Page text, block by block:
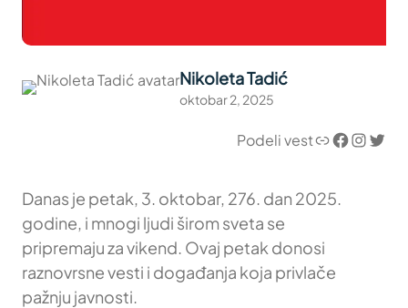
Nikoleta Tadić
oktobar 2, 2025
Podeli vestLink Facebook InstagramTwitter
Danas je petak, 3. oktobar, 276. dan 2025.
godine, i mnogi ljudi širom sveta se
pripremaju za vikend. Ovaj petak donosi
raznovrsne vesti i događanja koja privlače
pažnju javnosti.